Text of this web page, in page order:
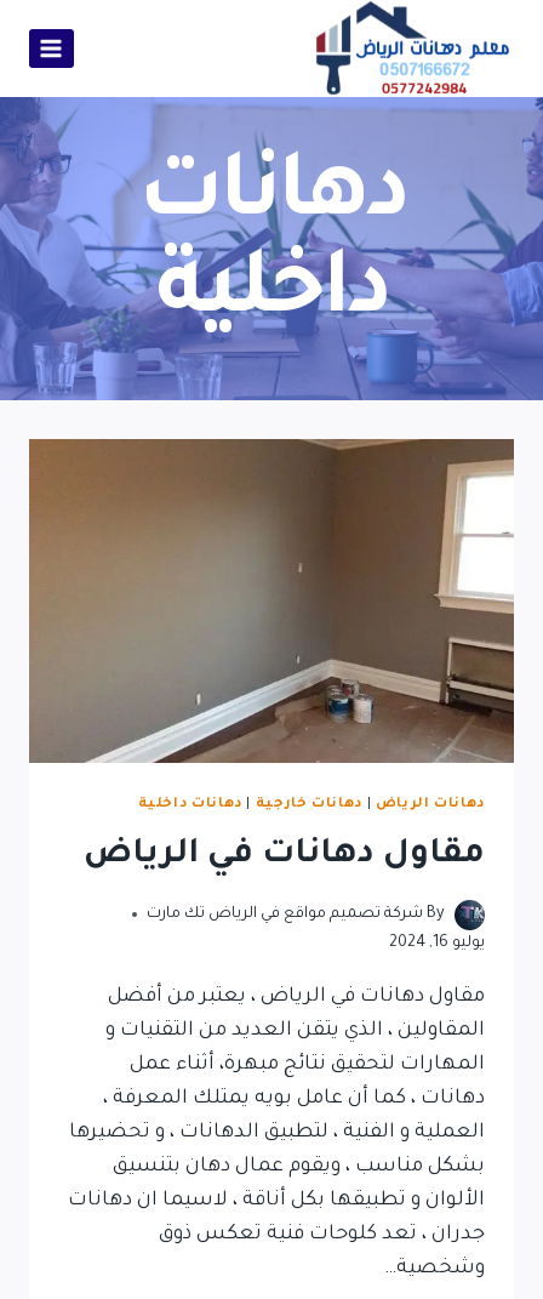
دهانات
داخلية
دهانات الرياض دهانات خارجية دهانات داخلية
مقاول دهانات في الرياض
By شركة تصميم مواقع في الرياض تك مارت
يوليو 16, 2024
مقاول دهانات في الرياض ، يعتبر من أفضل
المقاولين ، الذي يتقن العديد من التقنيات و
المهارات لتحقيق نتائج مبهرة، أثناء عمل
دهانات ، كما أن عامل بويه يمتلك المعرفة ،
العملية و الفنية ، لتطبيق الدهانات ، و تحضيرها
بشكل مناسب ، ويقوم عمال دهان بتنسيق
الألوان و تطبيقها بكل أناقة ، لاسيما ان دهانات
جدران ، تعد كلوحات فنية تعكس ذوق
وشخصية…